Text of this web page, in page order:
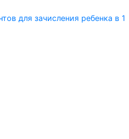
для зачисления ребенка в 1